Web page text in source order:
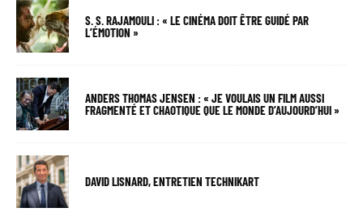
S. S. RAJAMOULI : « LE CINÉMA DOIT ÊTRE GUIDÉ PAR
L’ÉMOTION »
ANDERS THOMAS JENSEN : « JE VOULAIS UN FILM AUSSI
FRAGMENTÉ ET CHAOTIQUE QUE LE MONDE D’AUJOURD’HUI »
DAVID LISNARD, ENTRETIEN TECHNIKART